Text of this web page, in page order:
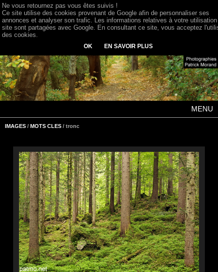
MENU
IMAGES / MOTS CLES / tronc
Ne vous retournez pas vous êtes suivis !
Ce site utilise des cookies provenant de Google afin de personnaliser ses
annonces et analyser son trafic. Les informations relatives à votre
site sont partagées avec Google. En consultant ce site, vous acceptez
des cookies.
OK EN SAVOIR PLUS